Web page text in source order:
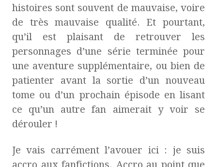
histoires sont souvent de mauvaise, voire
de très mauvaise qualité. Et pourtant,
qu’il est plaisant de retrouver les
personnages d’une série terminée pour
une aventure supplémentaire, ou bien de
patienter avant la sortie d’un nouveau
tome ou d’un prochain épisode en lisant
ce qu’un autre fan aimerait y voir se
dérouler !
Je vais carrément l’avouer ici : je suis